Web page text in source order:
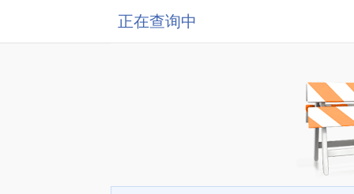
正在查询中